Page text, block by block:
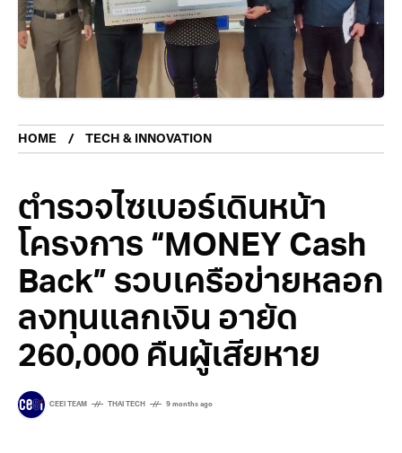
HOME TECH & INNOVATION
ตำรวจไซเบอร์เดินหน้า
โครงการ “MONEY Cash
Back” รวบเครือข่ายหลอก
ลงทุนแลกเงิน อายัด
260,000 คืนผู้เสียหาย
CEEI TEAM THAI TECH 9 months ago